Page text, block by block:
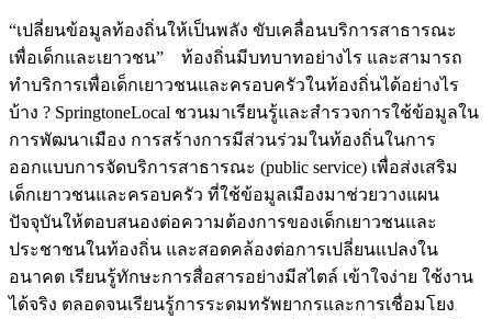
รุ่น
ใหม่
ด้วย
กิจกรรม
เชิง
บวก
#ส
ปาร์ค
ท้อง
ถิ่น
“เปลี่ยนข้อมูลท้องถิ่นให้เป็นพลัง ขับเคลื่อนบริการสาธารณะ
เพื่อเด็กและเยาวชน” ท้องถิ่นมีบทบาทอย่างไร และสามารถ
ทำบริการเพื่อเด็กเยาวชนและครอบครัวในท้องถิ่นได้อย่างไร
บ้าง ? SpringtoneLocal ชวนมาเรียนรู้และสำรวจการใช้ข้อมูลใน
การพัฒนาเมือง การสร้างการมีส่วนร่วมในท้องถิ่นในการ
ออกแบบการจัดบริการสาธารณะ (public service) เพื่อส่งเสริม
เด็กเยาวชนและครอบครัว ที่ใช้ข้อมูลเมืองมาช่วยวางแผน
ปัจจุบันให้ตอบสนองต่อความต้องการของเด็กเยาวชนและ
ประชาชนในท้องถิ่น และสอดคล้องต่อการเปลี่ยนแปลงใน
อนาคต เรียนรู้ทักษะการสื่อสารอย่างมีสไตล์ เข้าใจง่าย ใช้งาน
ได้จริง ตลอดจนเรียนรู้การระดมทรัพยากรและการเชื่อมโยง